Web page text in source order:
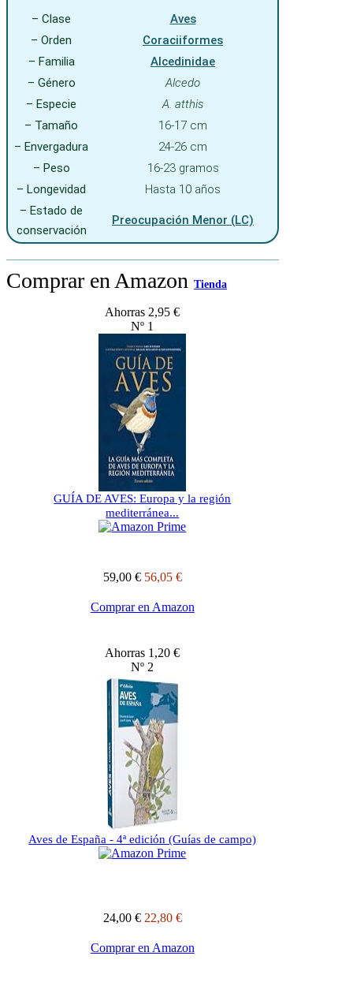
– Clase
Aves
– Orden
Coraciiformes
– Familia
Alcedinidae
– Género
Alcedo
– Especie
A. atthis
– Tamaño
16-17 cm
– Envergadura
24-26 cm
– Peso
16-23 gramos
– Longevidad
Hasta 10 años
– Estado de
conservación
Preocupación Menor (LC)
Comprar en Amazon Tienda
Ahorras 2,95 €
Nº 1
GUÍA DE AVES: Europa y la región
mediterránea...
59,00 € 56,05 €
Comprar en Amazon
Ahorras 1,20 €
Nº 2
Aves de España - 4ª edición (Guías de campo)
24,00 € 22,80 €
Comprar en Amazon